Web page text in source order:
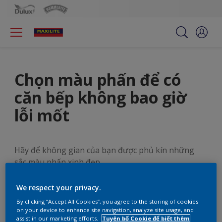
Chọn màu phấn để có
căn bếp không bao giờ
lỗi mốt
Hãy để không gian của bạn được phủ kín những
sắc màu phấn xinh đẹp.
We respect your privacy.
By clicking “Accept All Cookies”, you agree to the storing of cookies
on your device to enhance site navigation, analyze site usage, and
assist in our marketing efforts.
Tuyên bố Cookie để biết thêm